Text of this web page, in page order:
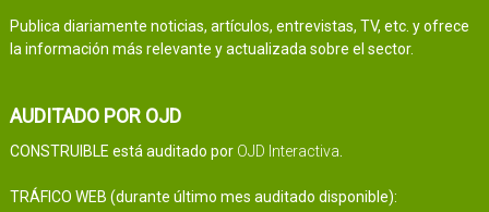
Publica diariamente noticias, artículos, entrevistas, TV, etc. y ofrece
la información más relevante y actualizada sobre el sector.
AUDITADO POR OJD
CONSTRUIBLE está auditado por OJD Interactiva
TRÁFICO WEB (durante último mes auditado disponible):